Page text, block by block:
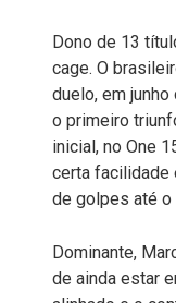
Dono de 13
cage. O
duelo, em
o primeiro
inicial, no One
certa facilidade
de golpes até o
Dominante,
de ainda estar